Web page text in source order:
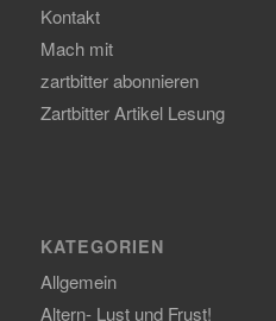
Kontakt
Mach mit
zartbitter abonnieren
Zartbitter Artikel Lesung
KATEGORIEN
Allgemein
Altern- Lust und Frust!